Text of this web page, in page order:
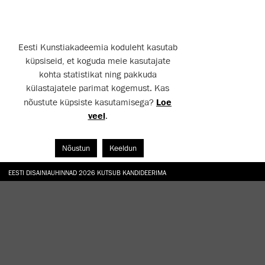
EESTI DISAINIAUHINNAD 2026 KUTSUB KANDIDEERIMA
Eesti Kunstiakadeemia koduleht kasutab
küpsiseid, et koguda meie kasutajate
kohta statistikat ning pakkuda
külastajatele parimat kogemust. Kas
nõustute küpsiste kasutamisega? Loe
veel.
Nõustun Keeldun